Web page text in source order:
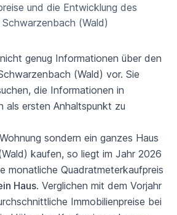
und die Entwicklung des
(Wald)
genug Informationen über den
(Wald) vor. Sie
die Informationen in
als ersten Anhaltspunkt zu
sondern ein ganzes Haus
kaufen, so liegt im Jahr 2026
monatliche Quadratmeterkaufpreis
Haus. Verglichen mit dem Vorjahr
Immobilienpreise bei